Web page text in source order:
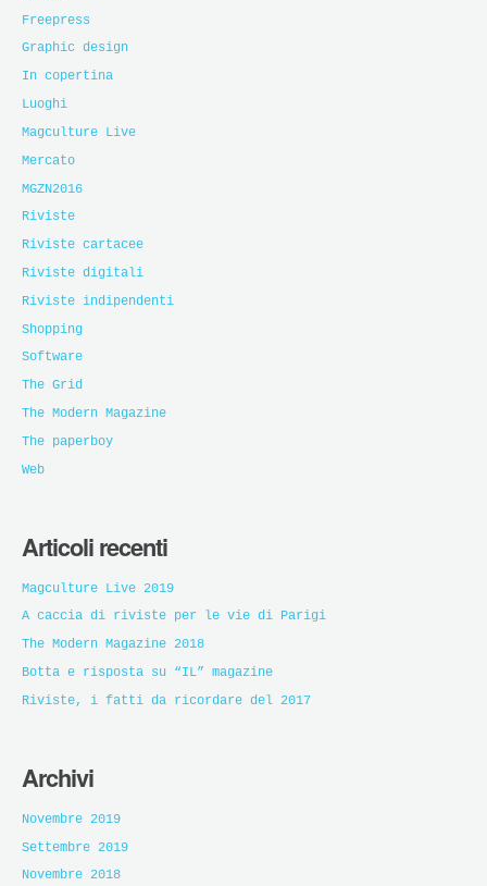
Freepress
Graphic design
In copertina
Luoghi
Magculture Live
Mercato
MGZN2016
Riviste
Riviste cartacee
Riviste digitali
Riviste indipendenti
Shopping
Software
The Grid
The Modern Magazine
The paperboy
Web
Articoli recenti
Magculture Live 2019
A caccia di riviste per le vie di Parigi
The Modern Magazine 2018
Botta e risposta su “IL” magazine
Riviste, i fatti da ricordare del 2017
Archivi
Novembre 2019
Settembre 2019
Novembre 2018